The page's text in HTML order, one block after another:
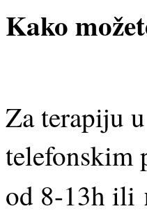
Kako
Za terapiju
telefonskim
od 8-13h ili